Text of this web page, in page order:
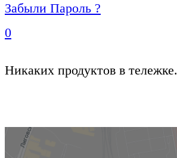
Забыли Пароль ?
0
Никаких продуктов в тележке.